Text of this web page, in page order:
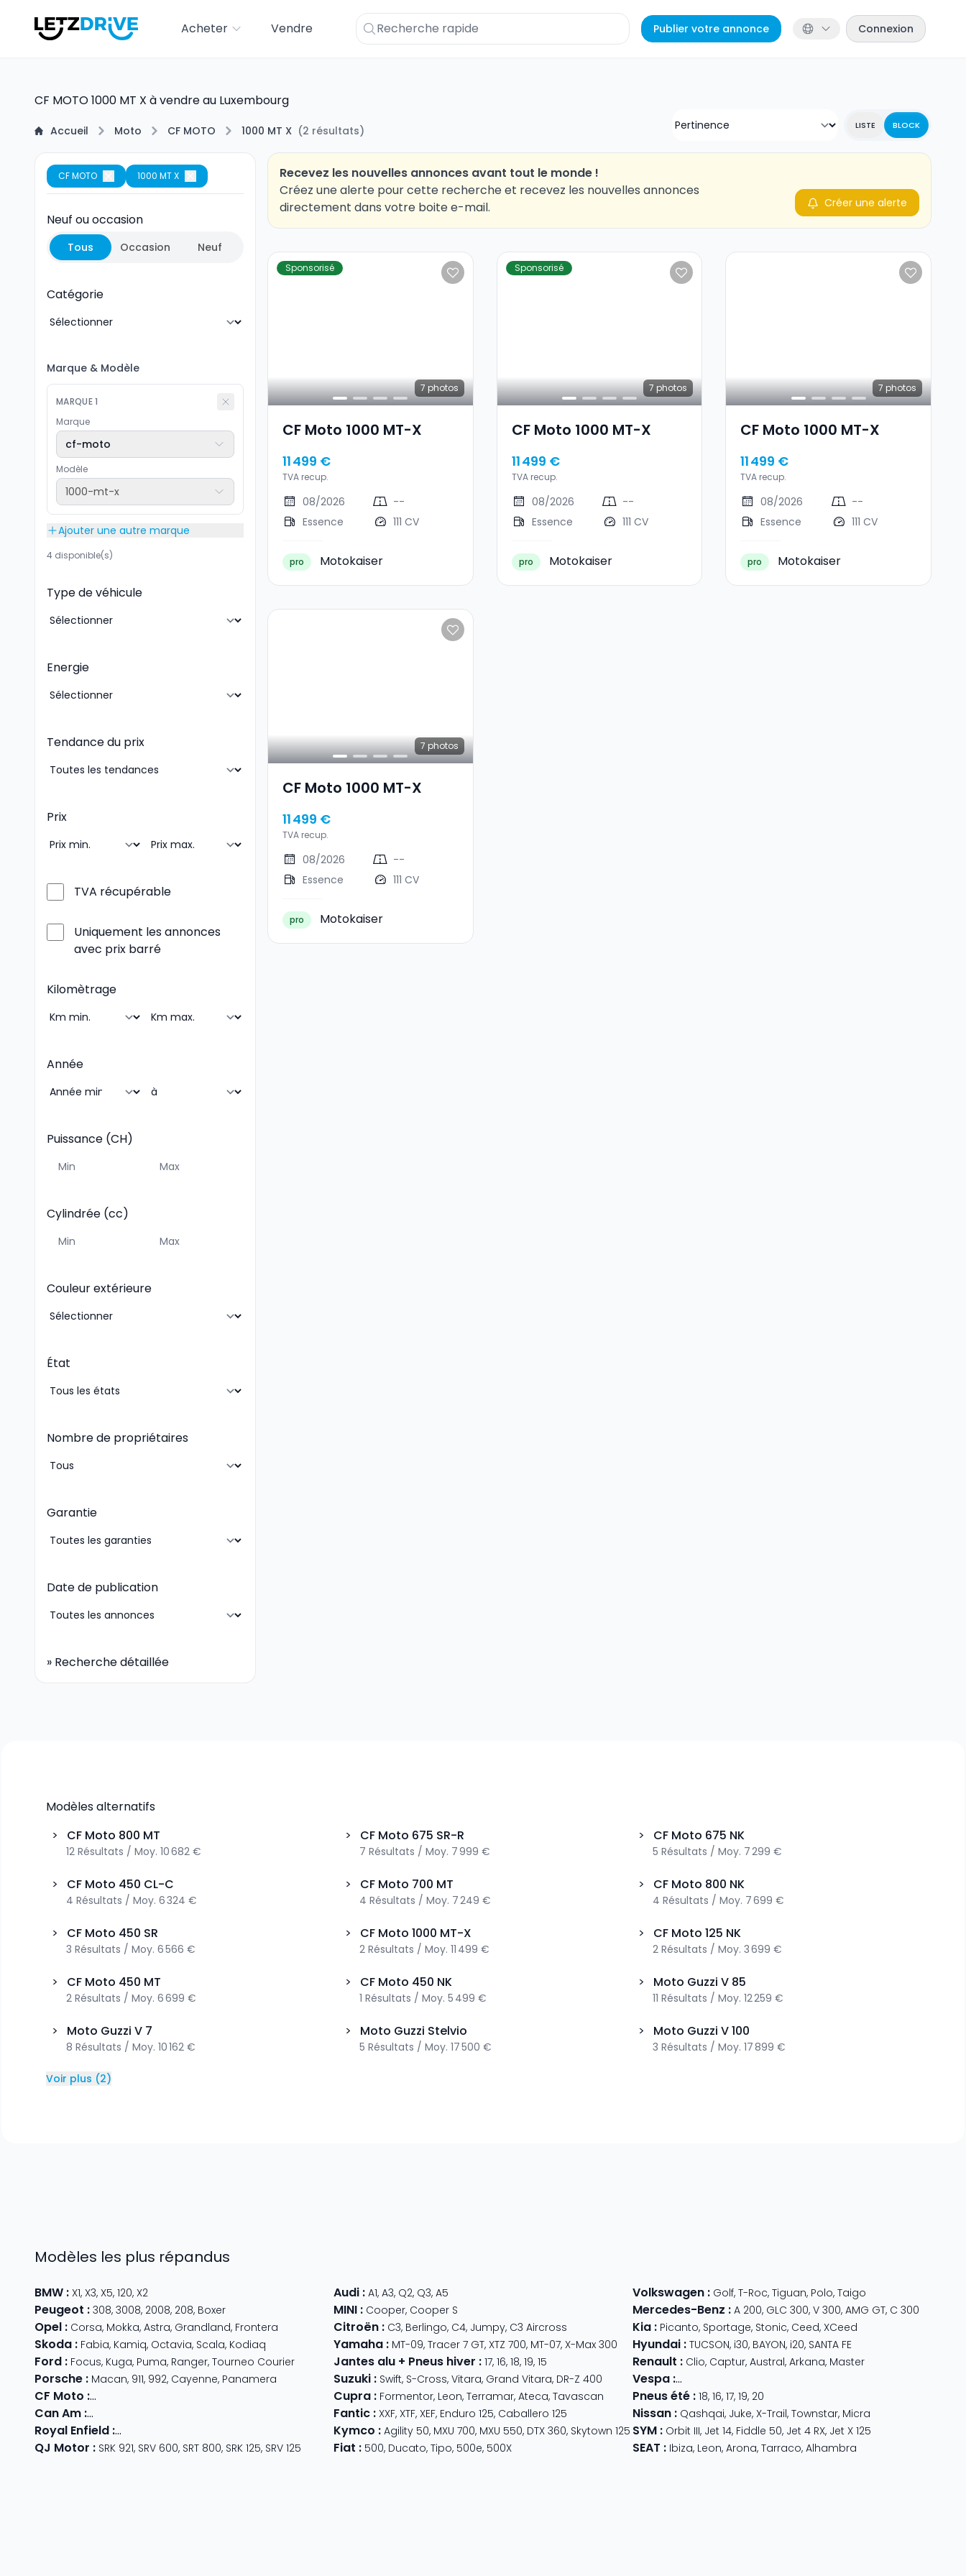
Acheter Vendre Publier votre annonce Connexion
CF MOTO 1000 MT X à vendre au Luxembourg
Accueil Moto CF MOTO 1000 MT X (2 résultats) LISTE BLOCK
CF MOTO 1000 MT X
Neuf ou occasion
Tous Occasion Neuf
Catégorie
Marque & Modèle
MARQUE1
Marque
cf-moto
Modèle
1000-mt-x
Ajouter une autre marque
4 disponible(s)
Type de véhicule
Energie
Tendance du prix
Prix
TVA récupérable
Uniquement les annonces
avec prix barré
Kilomètrage
Année
Puissance (CH)
Cylindrée (cc)
Couleur extérieure
État
Nombre de propriétaires
Garantie
Date de publication
» Recherche détaillée
Recevez les nouvelles annonces avant tout le monde !
Créez une alerte pour cette recherche et recevez les nouvelles annonces
directement dans votre boite e-mail.
Créer une alerte
Sponsorisé
7 photos
CF Moto 1000 MT-X
11 499 €
TVA recup.
08/2026
--
Essence
111 CV
pro Motokaiser
Sponsorisé
7 photos
CF Moto 1000 MT-X
11 499 €
TVA recup.
08/2026
--
Essence
111 CV
pro Motokaiser
7 photos
CF Moto 1000 MT-X
11 499 €
TVA recup.
08/2026
--
Essence
111 CV
pro Motokaiser
7 photos
CF Moto 1000 MT-X
11 499 €
TVA recup.
08/2026
--
Essence
111 CV
pro Motokaiser
Modèles alternatifs
>
CF Moto 800 MT
12 Résultats / Moy. 10 682 €
> CF Moto 675 SR-R
7 Résultats / Moy. 7 999 €
> CF Moto 675 NK
5 Résultats / Moy. 7 299 €
> CF Moto 450 CL-C
4 Résultats / Moy. 6 324 €
> CF Moto 700 MT
4 Résultats / Moy. 7 249 €
> CF Moto 800 NK
4 Résultats / Moy. 7 699 €
> CF Moto 450 SR
3 Résultats / Moy. 6 566 €
> CF Moto 1000 MT-X
2 Résultats / Moy. 11 499 €
> CF Moto 125 NK
2 Résultats / Moy. 3 699 €
> CF Moto 450 MT
2 Résultats / Moy. 6 699 €
> CF Moto 450 NK
1 Résultats / Moy. 5 499 €
> Moto Guzzi V 85
11 Résultats / Moy. 12 259 €
> Moto Guzzi V 7
8 Résultats / Moy. 10 162 €
> Moto Guzzi Stelvio
5 Résultats / Moy. 17 500 €
> Moto Guzzi V 100
3 Résultats / Moy. 17 899 €
Voir plus (2)
Modèles les plus répandus
BMW : X1, X3, X5, 120, X2 Audi: A1, A3, Q2, Q3, A5 Volkswagen: Golf, T-Roc, Tiguan, Polo, Taigo
Peugeot : 308, 3008, 2008, 208, Boxer MINI: Cooper, Cooper S Mercedes-Benz : A 200, GLC 300, V 300, AMG GT, C 300
Opel : Corsa, Mokka, Astra, Grandland, Frontera Citroën: C3, Berlingo, C4, Jumpy, C3 Aircross Kia: Picanto, Sportage, Stonic, Ceed, XCeed
Skoda : Fabia, Kamiq, Octavia, Scala, Kodiaq Yamaha: MT-09, Tracer 7 GT, XTZ 700, MT-07, X-Max 300 Hyundai: TUCSON, i30, BAYON, i20, SANTA FE
Ford : Focus, Kuga, Puma, Ranger, Tourneo Courier Jantes alu + Pneus hiver : 17, 16, 18, 19, 15 Renault : Clio, Captur, Austral, Arkana, Master
Porsche : Macan, 911, 992, Cayenne, Panamera Suzuki: Swift, S-Cross, Vitara, Grand Vitara, DR-Z 400 Vespa: Primavera 125
CF Moto : 800 MT CForce 625Cupra: Formentor, Leon, Terramar, Ateca, Tavascan Pneus été: 18, 16, 17, 19, 20
Can Am : Outlander Max OutlanderFantic: XXF, XTF, XEF, Enduro 125, Caballero 125 Nissan: Qashqai, Juke, X-Trail, Townstar, Micra
Royal Enfield : Classic Hunter 350,Meteor 350
Kymco : Agility 50, MXU 700, MXU 550, DTX 360, Skytown 125 SYM: Orbit III, Jet 14, Fiddle 50, Jet 4 RX, Jet X 125
QJ Motor : SRK 921, SRV 600, SRT 800, SRK 125, SRV 125 Fiat : 500, Ducato, Tipo, 500e, 500X SEAT : Ibiza, Leon, Arona, Tarraco, Alhambra